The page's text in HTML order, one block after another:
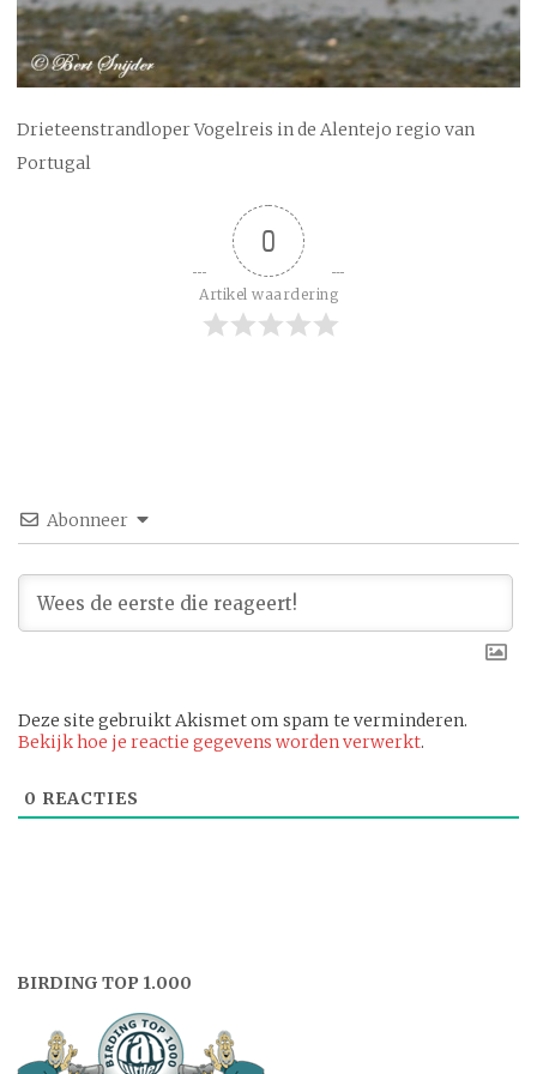
Drieteenstrandloper Vogelreis in de Alentejo regio van
Portugal
0
Artikel waardering
Abonneer
Deze site gebruikt Akismet om spam te verminderen.
Bekijk hoe je reactie gegevens worden verwerkt.
0 REACTIES
BIRDING TOP 1.000